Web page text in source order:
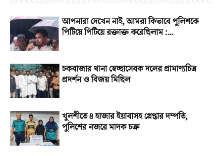
আপনারা দেখেন নাই, আমরা কিভাবে পুলিশকে
পিটিয়ে পিটিয়ে রক্তাক্ত করেছিলাম :...
চকবাজার থানা স্বেচ্ছাসেবক দলের প্রামাণ্যচিত্র
প্রদর্শন ও বিজয় মিছিল
খুলশীতে ৪ হাজার ইয়াবাসহ গ্রেপ্তার দম্পতি,
পুলিশের নজরে মাদক চক্র